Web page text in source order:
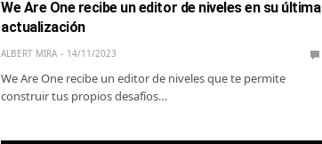
We Are One recibe un editor de niveles en su última
actualización
ALBERT MIRA 14/11/2023
We Are One recibe un editor de niveles que te permite
construir tus propios desafíos…